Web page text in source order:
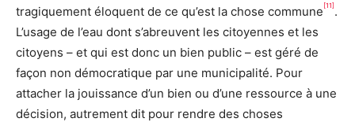
tragiquement éloquent de ce qu’est la chose commune [11] .
L’usage de l’eau dont s’abreuvent les citoyennes et les
citoyens – et qui est donc un bien public – est géré de
façon non démocratique par une municipalité. Pour
attacher la jouissance d’un bien ou d’une ressource à une
décision, autrement dit pour rendre des choses